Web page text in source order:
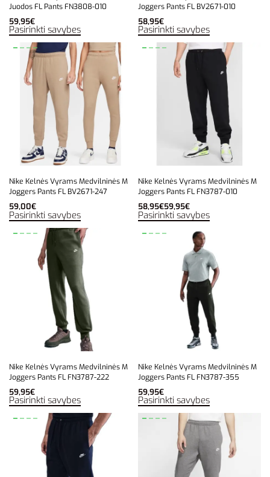
Juodos FL Pants FN3808-010
59,95€
Pasirinkti savybes
Joggers Pants FL BV2671-010
58,95€
Pasirinkti savybes
Nike Kelnės Vyrams Medvilninės M
Joggers Pants FL BV2671-247
59,00€
Pasirinkti savybes
Nike Kelnės Vyrams Medvilninės M
Joggers Pants FL FN3787-010
58,95€59,95€
Pasirinkti savybes
Nike Kelnės Vyrams Medvilninės M
Joggers Pants FL FN3787-222
59,95€
Pasirinkti savybes
Nike Kelnės Vyrams Medvilninės M
Joggers Pants FL FN3787-355
59,95€
Pasirinkti savybes